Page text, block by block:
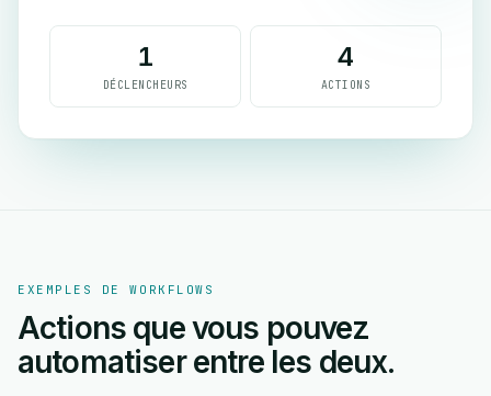
1
DÉCLENCHEURS
4
ACTIONS
EXEMPLES DE WORKFLOWS
Actions que vous pouvez
automatiser entre les deux.